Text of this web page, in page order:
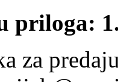
priloga:
za